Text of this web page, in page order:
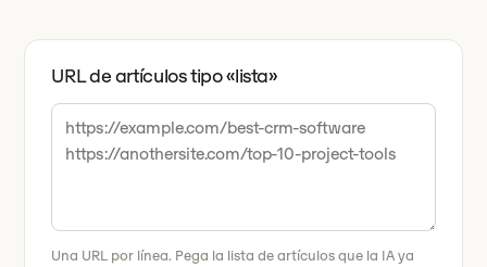
URL de artículos tipo «lista»
Una URL por línea. Pega la lista de artículos que la IA ya